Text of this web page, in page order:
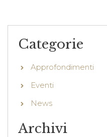
Categorie
Approfondimenti
Eventi
News
Archivi